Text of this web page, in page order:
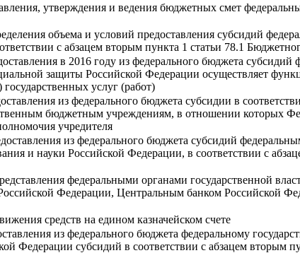
утверждения и ведения бюджетных смет
объема и условий предоставления субсидий
с абзацем вторым пункта 1 статьи 78.1
в 2016 году из федерального бюджета
защиты Российской Федерации осуществляет
услуг (работ)
из федерального бюджета субсидии в
бюджетным учреждениям, в отношении которых
учредителя
из федерального бюджета субсидий
и науки Российской Федерации, в соответствии с
федеральными органами государственной
Федерации, Центральным банком Российской
средств на едином казначейском счете
из федерального бюджета федеральному
Федерации субсидий в соответствии с абзацем вторым